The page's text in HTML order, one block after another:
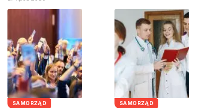
SAMORZĄD SAMORZĄD